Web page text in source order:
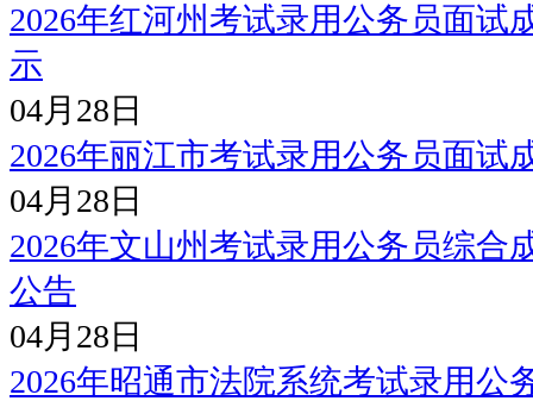
2026年红河州考试录用公务员面试
示
04月28日
2026年丽江市考试录用公务员面试
04月28日
2026年文山州考试录用公务员综合
公告
04月28日
2026年昭通市法院系统考试录用公